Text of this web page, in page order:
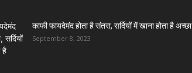
काफी फायदेमंद होता है संतरा, सर्दियों में खाना होता है अच्छा
September 8, 2023